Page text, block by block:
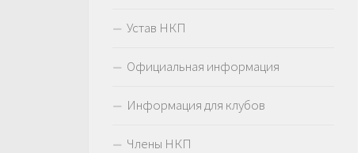
Устав НКП
Официальная информация
Информация для клубов
Члены НКП